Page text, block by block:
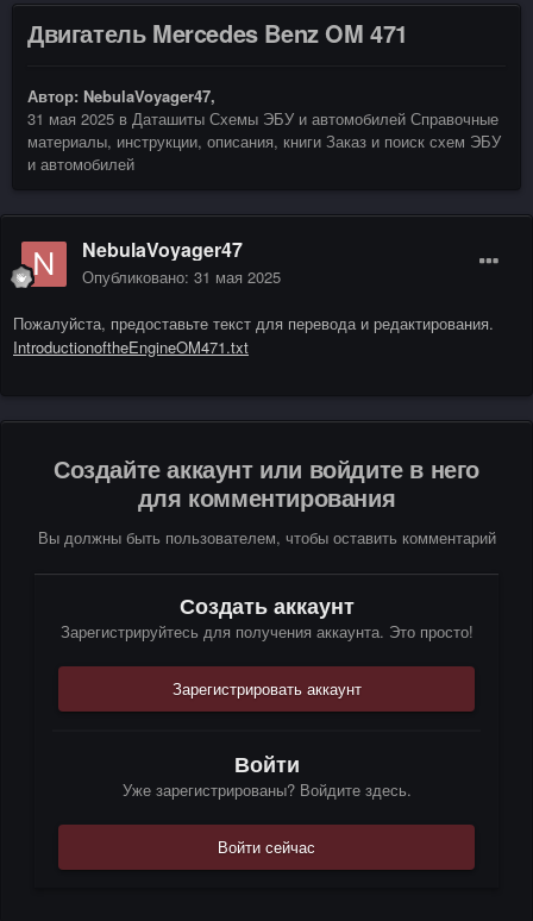
Двигатель Mercedes Benz OM 471
Автор: NebulaVoyager47,
31 мая 2025 в Даташиты Схемы ЭБУ и автомобилей Справочные
материалы, инструкции, описания, книги Заказ и поиск схем ЭБУ
и автомобилей
NebulaVoyager47
Опубликовано: 31 мая 2025
Пожалуйста, предоставьте текст для перевода и редактирования.
IntroductionoftheEngineOM471.txt
Создайте аккаунт или войдите в него
для комментирования
Вы должны быть пользователем, чтобы оставить комментарий
Создать аккаунт
Зарегистрируйтесь для получения аккаунта. Это просто!
Зарегистрировать аккаунт
Войти
Уже зарегистрированы? Войдите здесь.
Войти сейчас